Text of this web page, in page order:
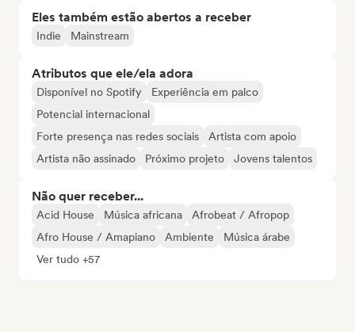
Eles também estão abertos a receber
Indie Mainstream
Atributos que ele/ela adora
Disponível no Spotify
Experiência em palco
Potencial internacional
Forte presença nas redes sociais
Artista com apoio
Artista não assinado
Próximo projeto Jovens talentos
Não quer receber...
Acid House Música africana
Afrobeat / Afropop
Afro House / Amapiano
Ambiente
Música árabe
Ver tudo +57